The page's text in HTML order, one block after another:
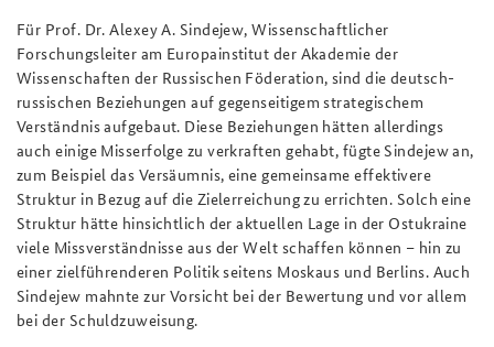
Für Prof. Dr. Alexey A. Sindejew, Wissenschaftlicher
Forschungsleiter am Europainstitut der Akademie der
Wissenschaften der Russischen Föderation, sind die deutsch-
russischen Beziehungen auf gegenseitigem strategischem
Verständnis aufgebaut. Diese Beziehungen hätten allerdings
auch einige Misserfolge zu verkraften gehabt, fügte Sindejew an,
zum Beispiel das Versäumnis, eine gemeinsame effektivere
Struktur in Bezug auf die Zielerreichung zu errichten. Solch eine
Struktur hätte hinsichtlich der aktuellen Lage in der Ostukraine
viele Missverständnisse aus der Welt schaffen können – hin zu
einer zielführenderen Politik seitens Moskaus und Berlins. Auch
Sindejew mahnte zur Vorsicht bei der Bewertung und vor allem
bei der Schuldzuweisung.